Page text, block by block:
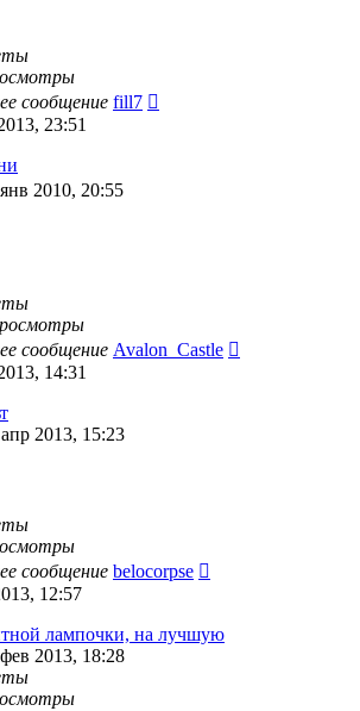
сообщение fill7
23:51
2010, 20:55
сообщение Avalon_Castle
14:31
2013, 15:23
сообщение belocorpse
12:57
лампочки, на лучшую
2013, 18:28